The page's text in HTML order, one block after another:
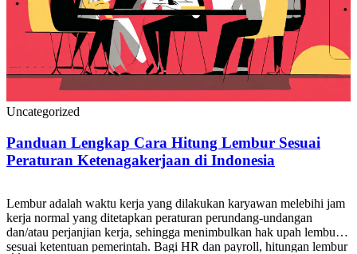
Uncategorized
Panduan Lengkap Cara Hitung Lembur Sesuai
Peraturan Ketenagakerjaan di Indonesia
Lembur adalah waktu kerja yang dilakukan karyawan melebihi jam
kerja normal yang ditetapkan peraturan perundang-undangan
dan/atau perjanjian kerja, sehingga menimbulkan hak upah lembur
sesuai ketentuan pemerintah. Bagi HR dan payroll, hitungan lembur